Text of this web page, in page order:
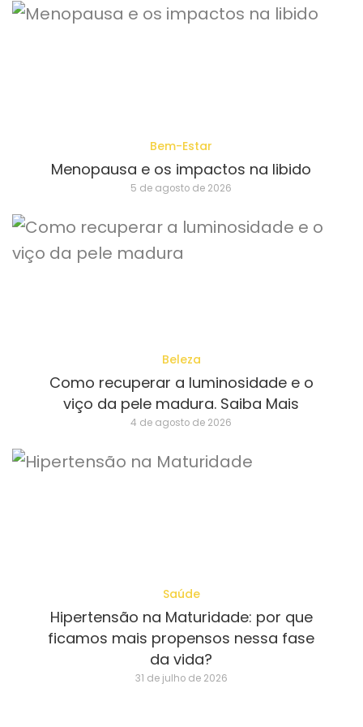
Bem-Estar
Menopausa e os impactos na libido
5 de agosto de 2026
Beleza
Como recuperar a luminosidade e o
viço da pele madura. Saiba Mais
4 de agosto de 2026
Saúde
Hipertensão na Maturidade: por que
ficamos mais propensos nessa fase
da vida?
31 de julho de 2026